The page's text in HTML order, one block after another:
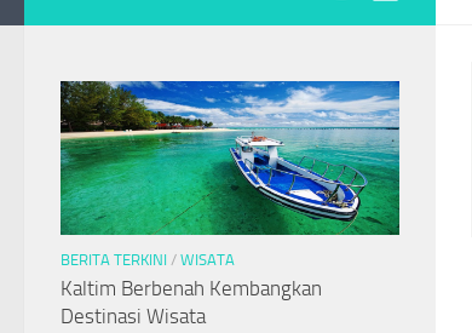
BERITA TERKINI / WISATA
Kaltim Berbenah Kembangkan
Destinasi Wisata